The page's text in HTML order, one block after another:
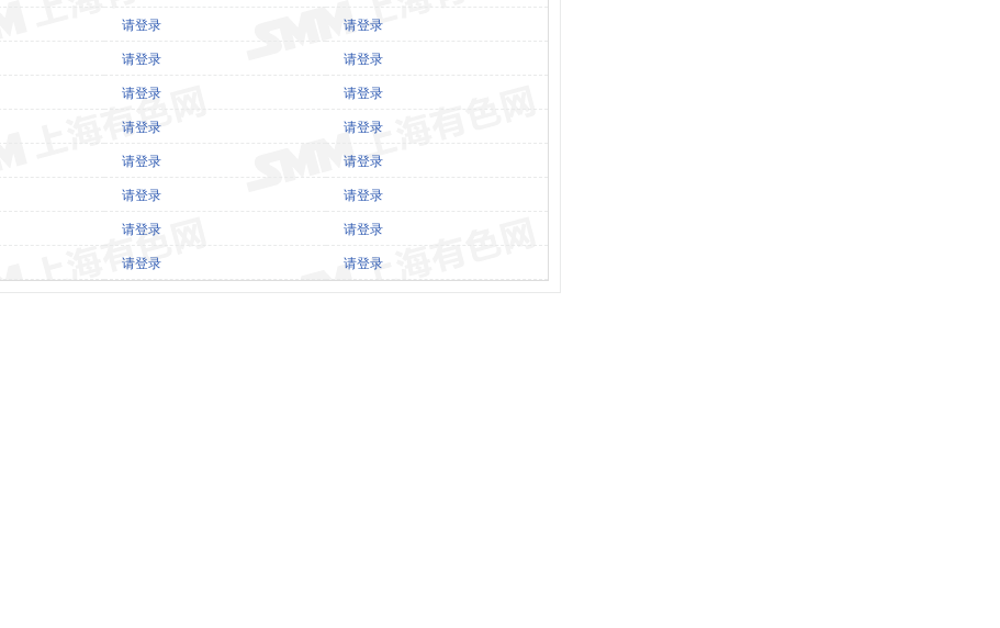
请登录
请登录
请登录
请登录
请登录
请登录
请登录
请登录
请登录
请登录
请登录
请登录
请登录
请登录
请登录 请登录